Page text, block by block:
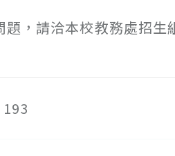
題，請洽本校教務處招
193